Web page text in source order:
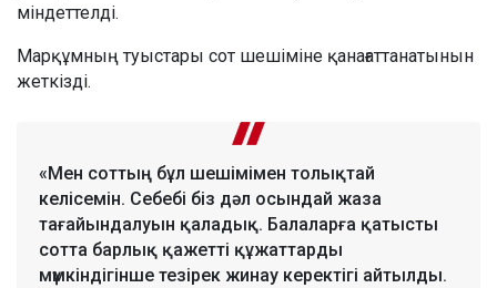
міндеттелді.
Марқұмның туыстары сот шешіміне қанағаттанатынын
жеткізді.
«Мен соттың бұл шешімімен толықтай
келісемін. Себебі біз дәл осындай жаза
тағайындалуын қаладық. Балаларға қатысты
сотта барлық қажетті құжаттарды
мүмкіндігінше тезірек жинау керектігі айтылды.